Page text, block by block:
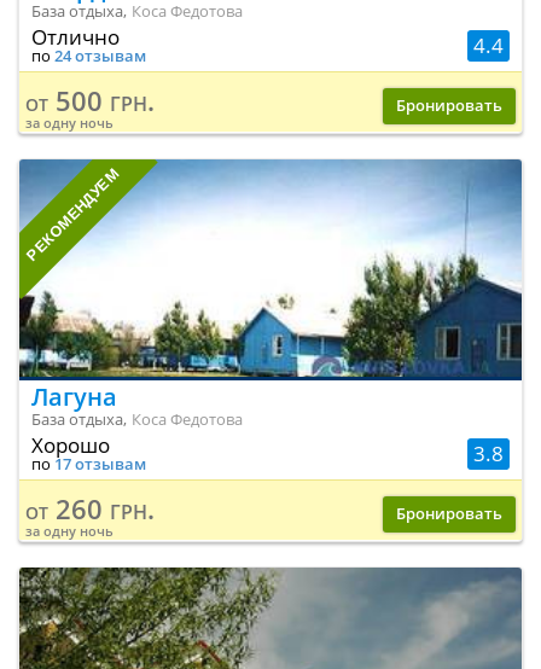
База отдыха, Коса Федотова
4.4
Отлично
по 24 отзывам
от 500 грн.
за одну ночь
Бронировать
РЕКОМЕНДУЕМ
Лагуна
База отдыха, Коса Федотова
3.8
Хорошо
по 17 отзывам
от 260 грн.
за одну ночь
Бронировать